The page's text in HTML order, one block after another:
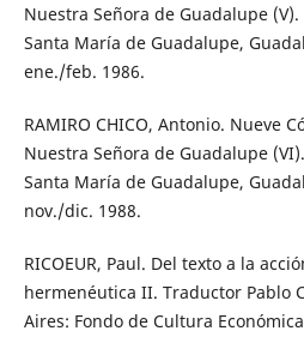
Nuestra Señora de Guadalupe
Santa María de Guadalupe,
ene./feb. 1986.
RAMIRO CHICO, Antonio. Nueve
Nuestra Señora de Guadalupe
Santa María de Guadalupe,
nov./dic. 1988.
RICOEUR, Paul. Del texto a la
hermenéutica II. Traductor Pablo
Aires: Fondo de Cultura